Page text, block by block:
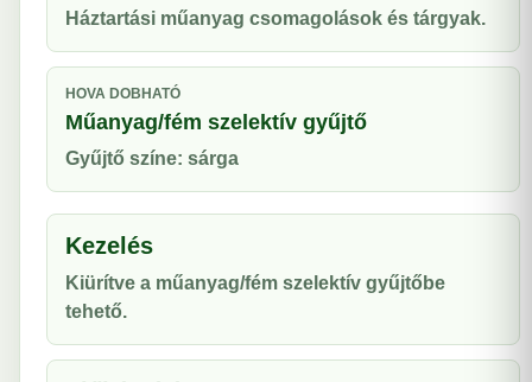
Háztartási műanyag csomagolások és tárgyak.
HOVA DOBHATÓ
Műanyag/fém szelektív gyűjtő
Gyűjtő színe: sárga
Kezelés
Kiürítve a műanyag/fém szelektív gyűjtőbe
tehető.